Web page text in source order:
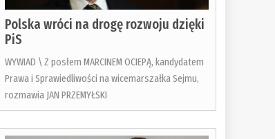
Polska wróci na drogę rozwoju dzięki
PiS
WYWIAD \ Z posłem MARCINEM OCIEPĄ, kandydatem
Prawa i Sprawiedliwości na wicemarszałka Sejmu,
rozmawia JAN PRZEMYŁSKI